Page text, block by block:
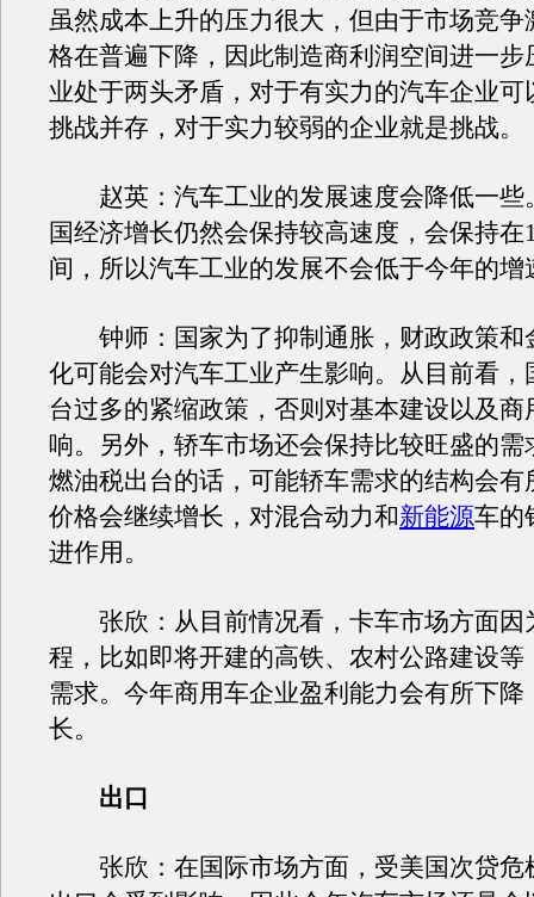
虽然成本上升的压力很大，但由于市场竞争
格在普遍下降，因此制造商利润空间进一步
业处于两头矛盾，对于有实力的汽车企业可
挑战并存，对于实力较弱的企业就是挑战。
赵英：汽车工业的发展速度会降低一些
国经济增长仍然会保持较高速度，会保持在
间，所以汽车工业的发展不会低于今年的增
钟师：国家为了抑制通胀，财政政策和
化可能会对汽车工业产生影响。从目前看，
台过多的紧缩政策，否则对基本建设以及商
响。另外，轿车市场还会保持比较旺盛的需
燃油税出台的话，可能轿车需求的结构会有
价格会继续增长，对混合动力和新能源车的
进作用。
张欣：从目前情况看，卡车市场方面因
程，比如即将开建的高铁、农村公路建设等
需求。今年商用车企业盈利能力会有所下降
长。
出口
张欣：在国际市场方面，受美国次贷危